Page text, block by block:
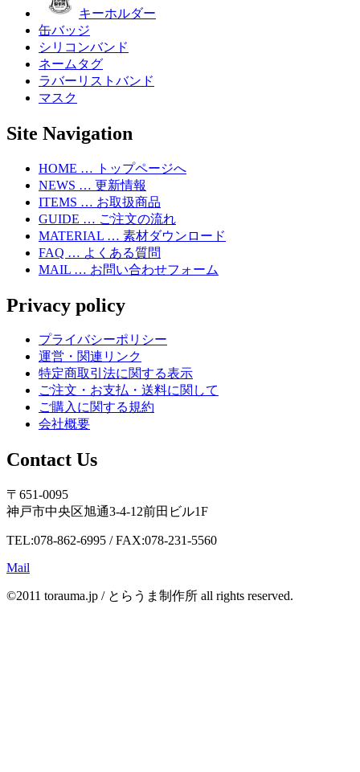
キーホルダー
缶バッジ
シリコンバンド
ネームタグ
ラバーリストバンド
マスク
Site Navigation
HOME … トップページへ
NEWS … 更新情報
ITEMS … お取扱商品
GUIDE … ご注文の流れ
MATERIAL … 素材ダウンロード
FAQ … よくある質問
MAIL … お問い合わせフォーム
Privacy policy
プライバシーポリシー
運営・関連リンク
特定商取引法に関する表示
ご注文・お支払・送料に関して
ご購入に関する規約
会社概要
Contact Us
〒651-0095
神戸市中央区旭通3-4-12前田ビル1F
TEL:078-862-6995 / FAX:078-231-5560
Mail
©2011 torauma.jp / とらうま制作所 all rights reserved.